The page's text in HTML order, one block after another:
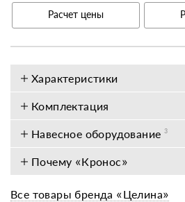
Расчет цены
Характеристики
Комплектация
Навесное оборудование 3
Почему «Кронос»
Все товары бренда «Целина»